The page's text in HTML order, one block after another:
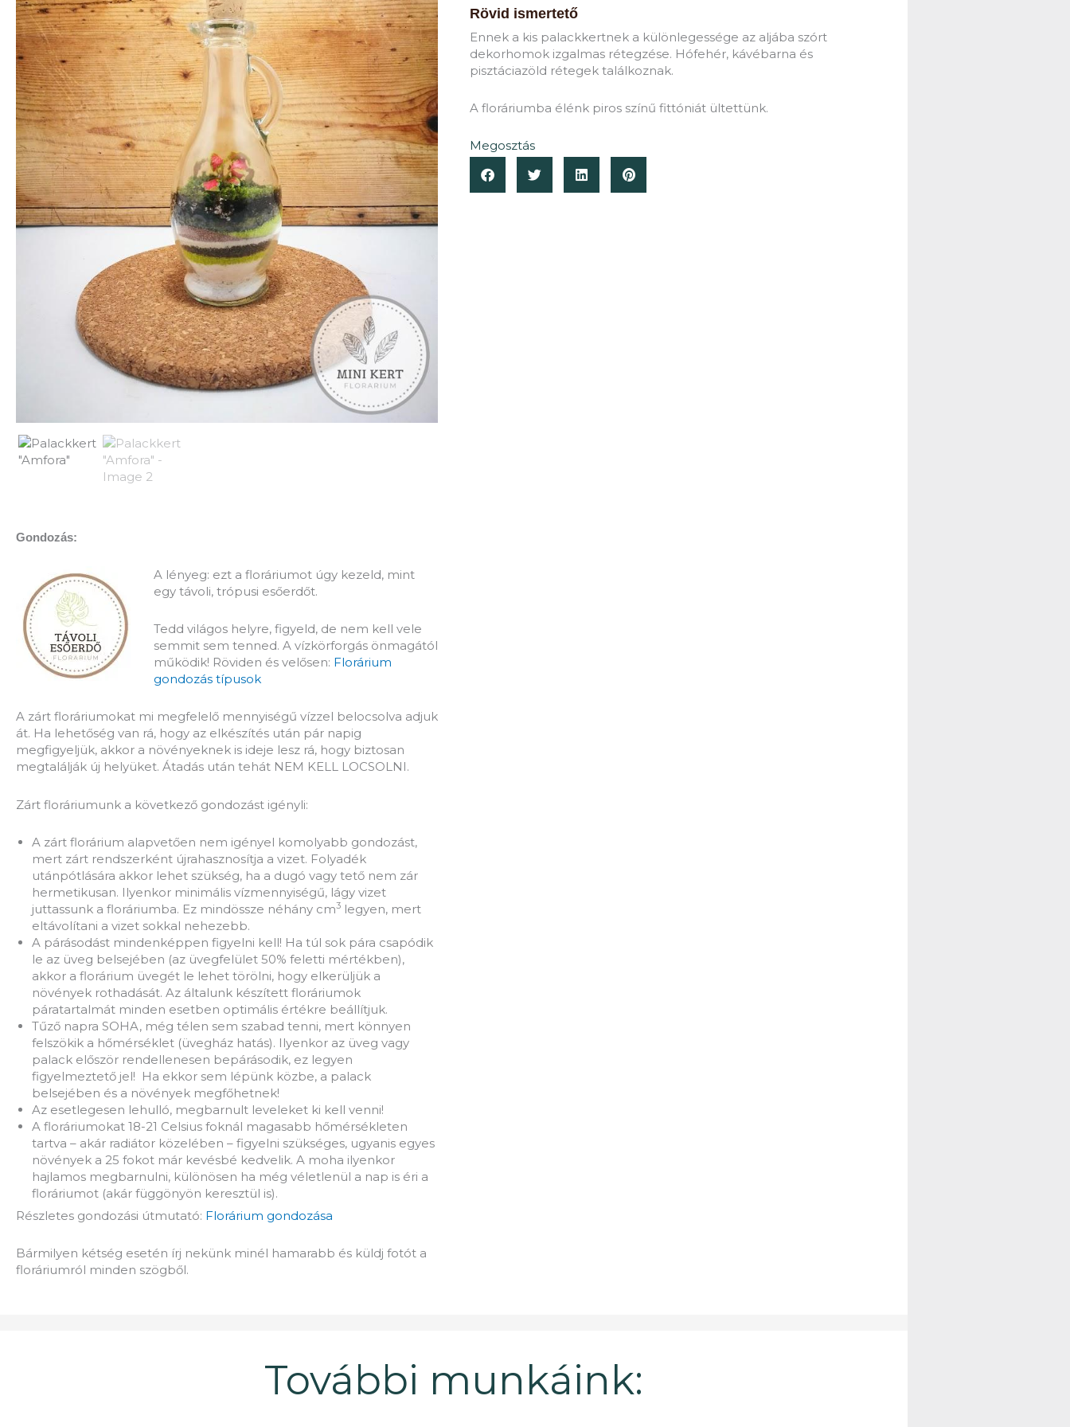
Gondozás:
A lényeg: ezt a floráriumot úgy kezeld, mint
egy távoli, trópusi esőerdőt.
Tedd világos helyre, figyeld, de nem kell vele
semmit sem tenned. A vízkörforgás önmagától
működik! Röviden és velősen: Florárium
gondozás típusok
A zárt floráriumokat mi megfelelő mennyiségű vízzel belocsolva adjuk
át. Ha lehetőség van rá, hogy az elkészítés után pár napig
megfigyeljük, akkor a növényeknek is ideje lesz rá, hogy biztosan
megtalálják új helyüket. Átadás után tehát NEM KELL LOCSOLNI.
Zárt floráriumunk a következő gondozást igényli:
A zárt florárium alapvetően nem igényel komolyabb gondozást,
mert zárt rendszerként újrahasznosítja a vizet. Folyadék
utánpótlására akkor lehet szükség, ha a dugó vagy tető nem zár
hermetikusan. Ilyenkor minimális vízmennyiségű, lágy vizet
juttassunk a floráriumba. Ez mindössze néhány cm3 legyen, mert
eltávolítani a vizet sokkal nehezebb.
A párásodást mindenképpen figyelni kell! Ha túl sok pára csapódik
le az üveg belsejében (az üvegfelület 50% feletti mértékben),
akkor a florárium üvegét le lehet törölni, hogy elkerüljük a
növények rothadását. Az általunk készített floráriumok
páratartalmát minden esetben optimális értékre beállítjuk.
Tűző napra SOHA, még télen sem szabad tenni, mert könnyen
felszökik a hőmérséklet (üvegház hatás). Ilyenkor az üveg vagy
palack először rendellenesen bepárásodik, ez legyen
figyelmeztető jel! Ha ekkor sem lépünk közbe, a palack
belsejében és a növények megfőhetnek!
Az esetlegesen lehulló, megbarnult leveleket ki kell venni!
A floráriumokat 18-21 Celsius foknál magasabb hőmérsékleten
tartva – akár radiátor közelében – figyelni szükséges, ugyanis egyes
növények a 25 fokot már kevésbé kedvelik. A moha ilyenkor
hajlamos megbarnulni, különösen ha még véletlenül a nap is éri a
floráriumot (akár függönyön keresztül is).
Részletes gondozási útmutató: Florárium gondozása
Bármilyen kétség esetén írj nekünk minél hamarabb és küldj fotót a
floráriumról minden szögből.
Rövid ismertető
Ennek a kis palackkertnek a különlegessége az aljába szórt
dekorhomok izgalmas rétegzése. Hófehér, kávébarna és
pisztáciazöld rétegek találkoznak.
A floráriumba élénk piros színű fittóniát ültettünk.
Megosztás
További munkáink: